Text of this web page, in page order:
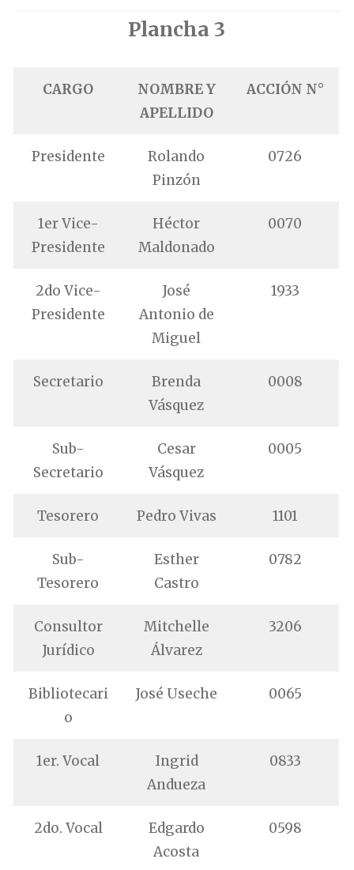
Plancha 3
CARGO
NOMBRE Y
APELLIDO
ACCIÓN N°
Presidente
Rolando
Pinzón
0726
1er Vice-
Presidente
Héctor
Maldonado
0070
2do Vice-
Presidente
José
Antonio de
Miguel
1933
Secretario
Brenda
Vásquez
0008
Sub-
Secretario
Cesar
Vásquez
0005
Tesorero Pedro Vivas 1101
Sub-
Tesorero
Esther
Castro
0782
Consultor
Jurídico
Mitchelle
Álvarez
3206
Bibliotecari
o
José Useche 0065
1er. Vocal
Ingrid
Andueza
0833
2do. Vocal
Edgardo
Acosta
0598